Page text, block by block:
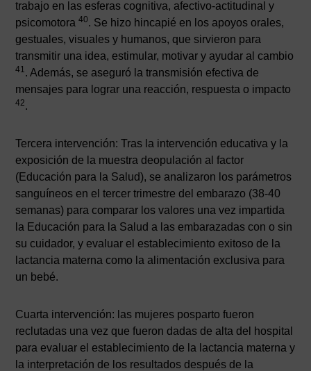
trabajo en las esferas cognitiva, afectivo-actitudinal y
psicomotora40. Se hizo hincapié en los apoyos orales,
gestuales, visuales y humanos, que sirvieron para
transmitir una idea, estimular, motivar y ayudar al cambio
41. Además, se aseguró la transmisión efectiva de
mensajes para lograr una reacción, respuesta o impacto
42.
Tercera intervención: Tras la intervención educativa y la
exposición de la muestra deopulación al factor
(Educación para la Salud), se analizaron los parámetros
sanguíneos en el tercer trimestre del embarazo (38-40
semanas) para comparar los valores una vez impartida
la Educación para la Salud a las embarazadas con o sin
su cuidador, y evaluar el establecimiento exitoso de la
lactancia materna como la alimentación exclusiva para
un bebé.
Cuarta intervención: las mujeres posparto fueron
reclutadas una vez que fueron dadas de alta del hospital
para evaluar el establecimiento de la lactancia materna y
la interpretación de los resultados después de la